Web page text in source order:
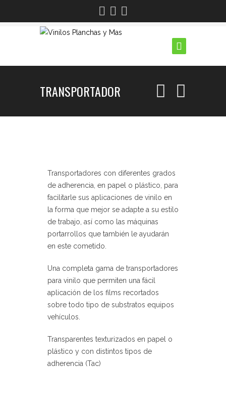
TRANSPORTADOR
Transportadores con diferentes grados
de adherencia, en papel o plástico, para
facilitarle sus aplicaciones de vinilo en
la forma que mejor se adapte a su estilo
de trabajo, así como las máquinas
portarrollos que también le ayudarán
en este cometido.
Una completa gama de transportadores
para vinilo que permiten una fácil
aplicación de los films recortados
sobre todo tipo de substratos equipos
vehículos.
Transparentes texturizados en papel o
plástico y con distintos tipos de
adherencia (Tac)